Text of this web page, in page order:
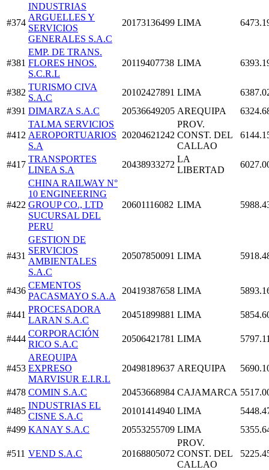
#374
INDUSTRIAS
ARGUELLES Y
SERVICIOS
GENERALES S.A.C
20173136499 LIMA
#381
EMP. DE TRANS.
FLORES HNOS.
S.C.R.L
20119407738 LIMA
#382
TURISMO CIVA
S.A.C
20102427891 LIMA
#391 DIMARZA S.A.C 20536649205 AREQUIPA
#412
TALMA SERVICIOS
AEROPORTUARIOS
S.A
20204621242
PROV.
CONST. DEL
CALLAO
#417
TRANSPORTES
LINEA S.A
20438933272
LA
LIBERTAD
#422
CHINA RAILWAY N°
10 ENGINEERING
GROUP CO., LTD
SUCURSAL DEL
PERU
20601116082 LIMA
#431
GESTION DE
SERVICIOS
AMBIENTALES
S.A.C
20507850091 LIMA
#436
CEMENTOS
PACASMAYO S.A.A
20419387658 LIMA
#441
PROCESADORA
LARAN S.A.C
20451899881 LIMA
#444
CORPORACIÓN
RICO S.A.C
20506421781 LIMA
#453
AREQUIPA
EXPRESO
MARVISUR E.I.R.L
20498189637 AREQUIPA
#478 COMIN S.A.C 20453668984 CAJAMARCA
#485
INDUSTRIAS EL
CISNE S.A.C
20101414940 LIMA
#499 KANAY S.A.C 20553255709 LIMA
#511 VEND S.A.C 20168805072
PROV.
CONST. DEL
CALLAO